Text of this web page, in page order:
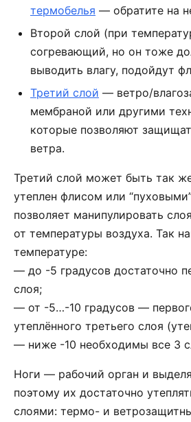
термобелья — обратите на
Второй слой (при
согревающий, но он тоже
выводить влагу, подойдут
Третий слой — ветро/
мембраной или другими
которые позволяют
ветра.
Третий слой может быть так
утеплен флисом или
позволяет манипулировать
от температуры воздуха. Так
температуре:
— до -5 градусов достаточно
слоя;
— от -5…-10 градусов —
утеплённого третьего слоя
— ниже -10 необходимы все 3
Ноги — рабочий орган и
поэтому их достаточно
слоями: термо- и